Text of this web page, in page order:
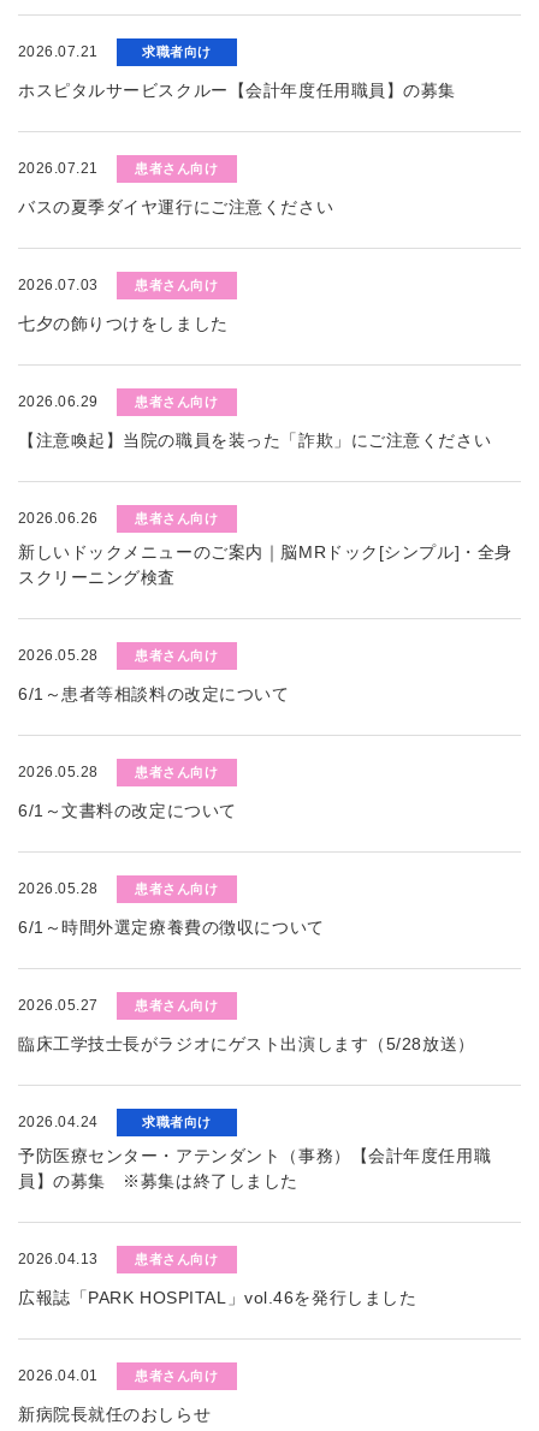
2026.07.21 求職者向け
ホスピタルサービスクルー【会計年度任用職員】の募集
2026.07.21 患者さん向け
バスの夏季ダイヤ運行にご注意ください
2026.07.03 患者さん向け
七夕の飾りつけをしました
2026.06.29 患者さん向け
【注意喚起】当院の職員を装った「詐欺」にご注意ください
2026.06.26 患者さん向け
新しいドックメニューのご案内｜脳MRドック[シンプル]・全身
スクリーニング検査
2026.05.28 患者さん向け
6/1～患者等相談料の改定について
2026.05.28 患者さん向け
6/1～文書料の改定について
2026.05.28 患者さん向け
6/1～時間外選定療養費の徴収について
2026.05.27 患者さん向け
臨床工学技士長がラジオにゲスト出演します（5/28放送）
2026.04.24 求職者向け
予防医療センター・アテンダント（事務）【会計年度任用職
員】の募集 ※募集は終了しました
2026.04.13 患者さん向け
広報誌「PARK HOSPITAL」vol.46を発行しました
2026.04.01 患者さん向け
新病院長就任のおしらせ